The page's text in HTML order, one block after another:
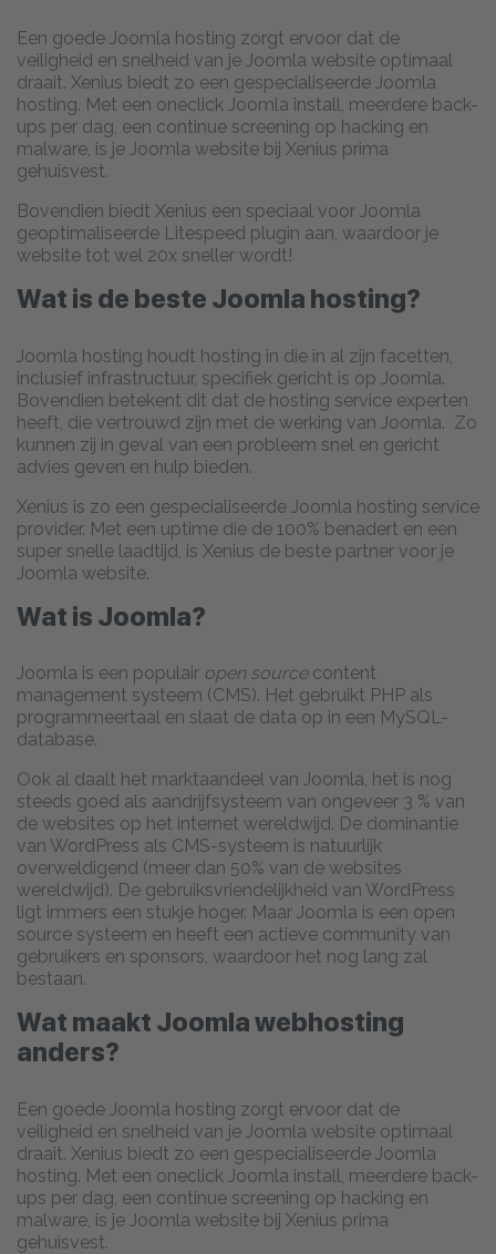
Een goede Joomla hosting zorgt ervoor dat de
veiligheid en snelheid van je Joomla website optimaal
draait. Xenius biedt zo een gespecialiseerde Joomla
hosting. Met een oneclick Joomla install, meerdere back-
ups per dag, een continue screening op hacking en
malware, is je Joomla website bij Xenius prima
gehuisvest.
Bovendien biedt Xenius een speciaal voor Joomla
geoptimaliseerde Litespeed plugin aan, waardoor je
website tot wel 20x sneller wordt!
Wat is de beste Joomla hosting?
Joomla hosting houdt hosting in die in al zijn facetten,
inclusief infrastructuur, specifiek gericht is op Joomla.
Bovendien betekent dit dat de hosting service experten
heeft, die vertrouwd zijn met de werking van Joomla. Zo
kunnen zij in geval van een probleem snel en gericht
advies geven en hulp bieden.
Xenius is zo een gespecialiseerde Joomla hosting service
provider. Met een uptime die de 100% benadert en een
super snelle laadtijd, is Xenius de beste partner voor je
Joomla website.
Wat is Joomla?
Joomla is een populair open sourcecontent
management systeem (CMS). Het gebruikt PHP als
programmeertaal en slaat de data op in een MySQL-
database.
Ook al daalt het marktaandeel van Joomla, het is nog
steeds goed als aandrijfsysteem van ongeveer 3 % van
de websites op het internet wereldwijd. De dominantie
van WordPress als CMS-systeem is natuurlijk
overweldigend (meer dan 50% van de websites
wereldwijd). De gebruiksvriendelijkheid van WordPress
ligt immers een stukje hoger. Maar Joomla is een open
source systeem en heeft een actieve community van
gebruikers en sponsors, waardoor het nog lang zal
bestaan.
Wat maakt Joomla webhosting
anders?
Een goede Joomla hosting zorgt ervoor dat de
veiligheid en snelheid van je Joomla website optimaal
draait. Xenius biedt zo een gespecialiseerde Joomla
hosting. Met een oneclick Joomla install, meerdere back-
ups per dag, een continue screening op hacking en
malware, is je Joomla website bij Xenius prima
gehuisvest.